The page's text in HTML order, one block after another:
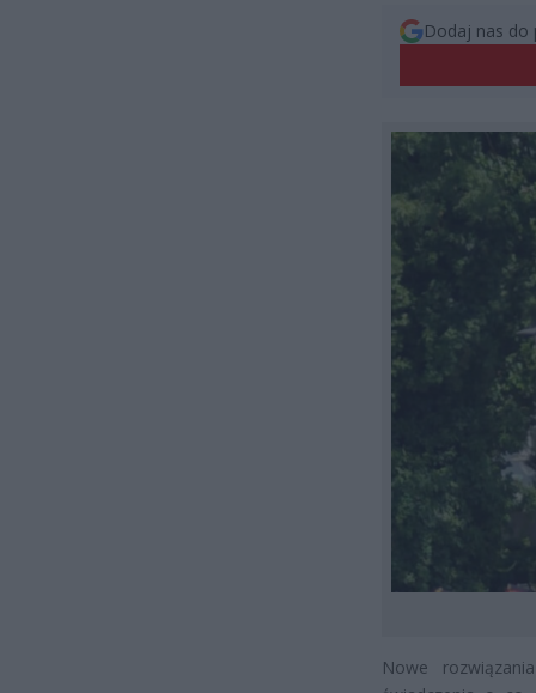
Dodaj nas do
Nowe